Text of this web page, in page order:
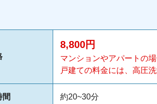
8,800円
マンションやアパートの
戸建ての料金には、高圧
間 約20~30分